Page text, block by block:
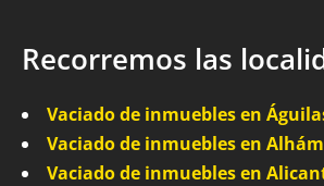
Recorremos las
Vaciado de inmuebles en
Vaciado de inmuebles en
Vaciado de inmuebles en